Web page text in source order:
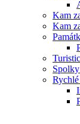
Kam
Kam